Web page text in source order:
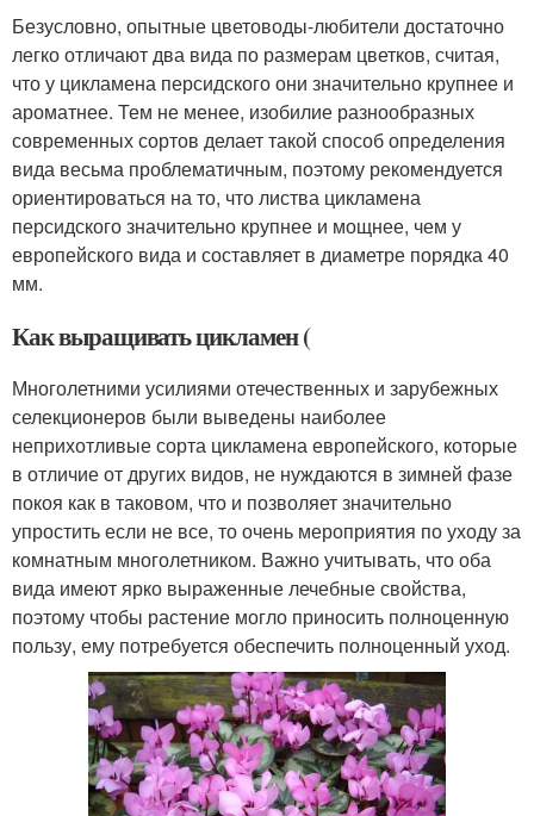
Безусловно, опытные цветоводы-любители достаточно
легко отличают два вида по размерам цветков, считая,
что у цикламена персидского они значительно крупнее и
ароматнее. Тем не менее, изобилие разнообразных
современных сортов делает такой способ определения
вида весьма проблематичным, поэтому рекомендуется
ориентироваться на то, что листва цикламена
персидского значительно крупнее и мощнее, чем у
европейского вида и составляет в диаметре порядка 40
мм.
Как выращивать цикламен (
Многолетними усилиями отечественных и зарубежных
селекционеров были выведены наиболее
неприхотливые сорта цикламена европейского, которые
в отличие от других видов, не нуждаются в зимней фазе
покоя как в таковом, что и позволяет значительно
упростить если не все, то очень мероприятия по уходу за
комнатным многолетником. Важно учитывать, что оба
вида имеют ярко выраженные лечебные свойства,
поэтому чтобы растение могло приносить полноценную
пользу, ему потребуется обеспечить полноценный уход.